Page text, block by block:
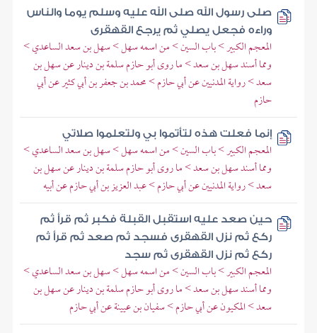
صلى رسول الله صلى الله عليه وسلم يوما والناس
وراءه فجعل يصلي ثم يرجع القهقرى
المعجم الكبير > باب السين > من اسمه سهل > سهل بن سعد الساعدي >
ومما أسند سهل بن سعد > ما روى أبو حازم سلمة بن دينار عن سهل بن
سعد > رواية المدنيين عن أبي حازم > محمد بن جعفر بن أبي كثير عن أبي
حازم
إنما فعلت هذه لتأتموا بي ولتعلموا صلاتي
المعجم الكبير > باب السين > من اسمه سهل > سهل بن سعد الساعدي >
ومما أسند سهل بن سعد > ما روى أبو حازم سلمة بن دينار عن سهل بن
سعد > رواية المدنيين عن أبي حازم > عبد العزيز بن أبي حازم عن أبيه
حين صعد عليه استقبل القبلة فكبر ثم قرأ ثم
ركع ثم نزل القهقرى فسجد ثم صعد ثم قرأ ثم
ركع ثم نزل القهقرى ثم سجد
المعجم الكبير > باب السين > من اسمه سهل > سهل بن سعد الساعدي >
ومما أسند سهل بن سعد > ما روى أبو حازم سلمة بن دينار عن سهل بن
سعد > المكيون عن أبي حازم > سفيان بن عيينة عن أبي حازم